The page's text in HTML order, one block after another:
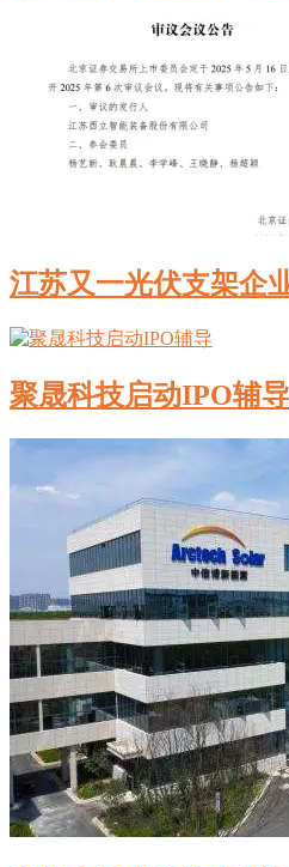
江苏又一光伏支架企
聚晟科技启动IPO辅导